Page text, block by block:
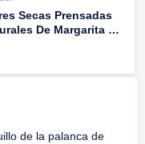
Secas Prensadas
De Margarita -
Morado
Para
de la palanca de